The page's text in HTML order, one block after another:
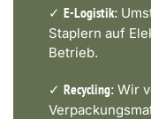
✓ E-Logistik:
Staplern auf
Betrieb.
✓ Recycling: Wir